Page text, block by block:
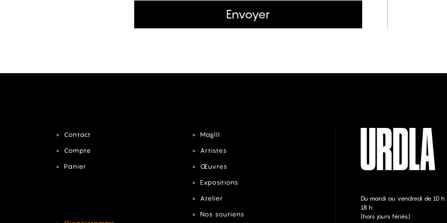
Envoyer
Contact
Compte
Panier
MagIII
Artistes
Œuvres
Expositions
Atelier
Nos soutiens
Du mardi au vendredi de 10 h
18 h
(hors jours fériés)